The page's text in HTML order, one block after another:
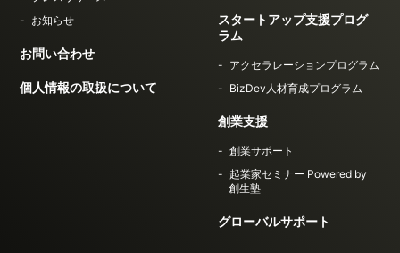
お知らせ
お問い合わせ
個人情報の取扱について
スタートアップ支援プログ
ラム
アクセラレーションプログラム
BizDev人材育成プログラム
創業支援
創業サポート
起業家セミナー Powered by
創生塾
グローバルサポート